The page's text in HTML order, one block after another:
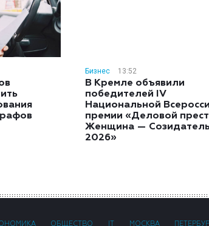
Бизнес 13:52
В Кремле объявили
победителей IV
Национальной
премии «Деловой
Женщина —
2026»
ОБЩЕСТВО МОСКВА